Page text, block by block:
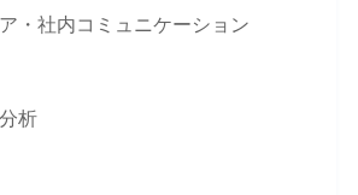
・社内コミュニケーション
析